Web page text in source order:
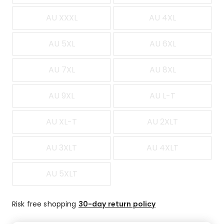
AU XXXL AU 4XL
AU 5XL AU 6XL
AU 7XL AU 8XL
AU 9XL AU L-T
AU XL-T AU 2XLT
AU 3XLT AU 4XLT
AU 5XLT
Risk free shopping 30-day return policy